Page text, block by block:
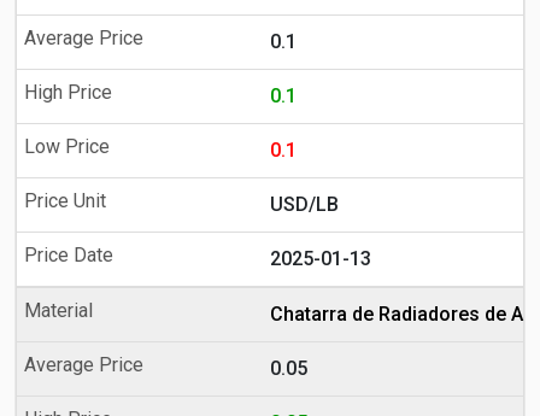
0.1
0.1
0.1
USD/LB
2025-01-13
Chatarra de Radiadores de
0.05